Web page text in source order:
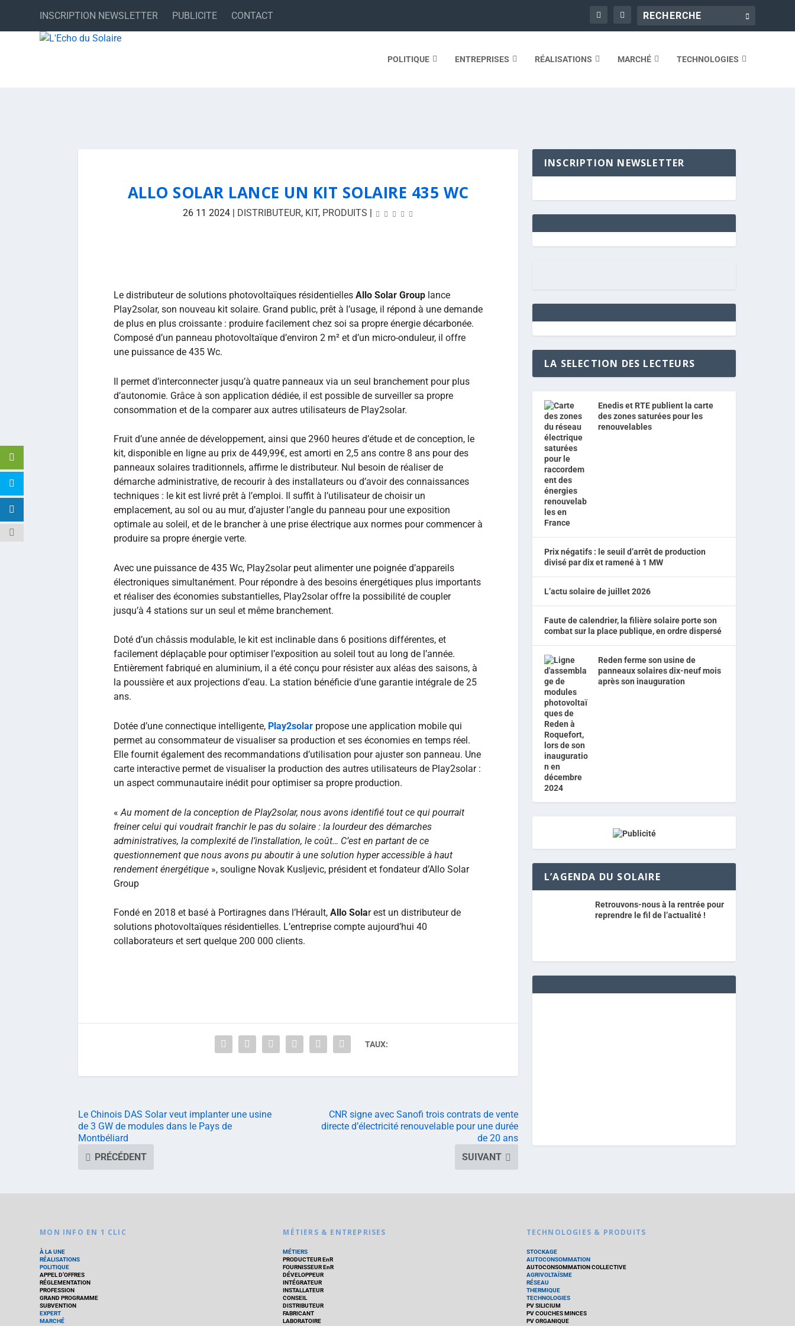
INSCRIPTION NEWSLETTER PUBLICITE CONTACT
POLITIQUE ENTREPRISES RÉALISATIONS MARCHÉ TECHNOLOGIES
ALLO SOLAR LANCE UN KIT SOLAIRE 435 WC
26 11 2024 | DISTRIBUTEUR, KIT, PRODUITS |
Le distributeur de solutions photovoltaïques résidentielles Allo Solar Group lance
Play2solar, son nouveau kit solaire. Grand public, prêt à l’usage, il répond à une demande
de plus en plus croissante : produire facilement chez soi sa propre énergie décarbonée.
Composé d’un panneau photovoltaïque d’environ 2 m² et d’un micro-onduleur, il offre
une puissance de 435 Wc.
Il permet d’interconnecter jusqu’à quatre panneaux via un seul branchement pour plus
d’autonomie. Grâce à son application dédiée, il est possible de surveiller sa propre
consommation et de la comparer aux autres utilisateurs de Play2solar.
Fruit d’une année de développement, ainsi que 2960 heures d’étude et de conception, le
kit, disponible en ligne au prix de 449,99€, est amorti en 2,5 ans contre 8 ans pour des
panneaux solaires traditionnels, affirme le distributeur. Nul besoin de réaliser de
démarche administrative, de recourir à des installateurs ou d’avoir des connaissances
techniques : le kit est livré prêt à l’emploi. Il suffit à l’utilisateur de choisir un
emplacement, au sol ou au mur, d’ajuster l’angle du panneau pour une exposition
optimale au soleil, et de le brancher à une prise électrique aux normes pour commencer à
produire sa propre énergie verte.
Avec une puissance de 435 Wc, Play2solar peut alimenter une poignée d’appareils
électroniques simultanément. Pour répondre à des besoins énergétiques plus importants
et réaliser des économies substantielles, Play2solar offre la possibilité de coupler
jusqu’à 4 stations sur un seul et même branchement.
Doté d’un châssis modulable, le kit est inclinable dans 6 positions différentes, et
facilement déplaçable pour optimiser l’exposition au soleil tout au long de l’année.
Entièrement fabriqué en aluminium, il a été conçu pour résister aux aléas des saisons, à
la poussière et aux projections d’eau. La station bénéficie d’une garantie intégrale de 25
ans.
Dotée d’une connectique intelligente, Play2solar propose une application mobile qui
permet au consommateur de visualiser sa production et ses économies en temps réel.
Elle fournit également des recommandations d’utilisation pour ajuster son panneau. Une
carte interactive permet de visualiser la production des autres utilisateurs de Play2solar :
un aspect communautaire inédit pour optimiser sa propre production.
« Au moment de la conception de Play2solar, nous avons identifié tout ce qui pourrait
freiner celui qui voudrait franchir le pas du solaire : la lourdeur des démarches
administratives, la complexité de l’installation, le coût… C’est en partant de ce
questionnement que nous avons pu aboutir à une solution hyper accessible à haut
rendement énergétique », souligne Novak Kusljevic, président et fondateur d’Allo Solar
Group
Fondé en 2018 et basé à Portiragnes dans l’Hérault, Allo Solar est un distributeur de
solutions photovoltaïques résidentielles. L’entreprise compte aujourd’hui 40
collaborateurs et sert quelque 200 000 clients.
TAUX:
Le Chinois DAS Solar veut implanter une usine
de 3 GW de modules dans le Pays de
Montbéliard
PRÉCÉDENT
CNR signe avec Sanofi trois contrats de vente
directe d’électricité renouvelable pour une durée
de 20 ans
SUIVANT
INSCRIPTION NEWSLETTER
LA SELECTION DES LECTEURS
Enedis et RTE publient la carte
des zones saturées pour les
renouvelables
Prix négatifs : le seuil d’arrêt de production
divisé par dix et ramené à 1 MW
L’actu solaire de juillet 2026
Faute de calendrier, la filière solaire porte son
combat sur la place publique, en ordre dispersé
Reden ferme son usine de
panneaux solaires dix-neuf mois
après son inauguration
L’AGENDA DU SOLAIRE
Retrouvons-nous à la rentrée pour
reprendre le fil de l’actualité !
MON INFO EN 1 CLIC
À LA UNE
RÉALISATIONS
POLITIQUE
APPEL D’OFFRES
RÉGLEMENTATION
PROFESSION
GRAND PROGRAMME
SUBVENTION
EXPERT
MARCHÉ
MÉTIERS & ENTREPRISES
MÉTIERS
PRODUCTEUR EnR
FOURNISSEUR EnR
DÉVELOPPEUR
INTÉGRATEUR
INSTALLATEUR
CONSEIL
DISTRIBUTEUR
FABRICANT
LABORATOIRE
TECHNOLOGIES & PRODUITS
STOCKAGE
AUTOCONSOMMATION
AUTOCONSOMMATION COLLECTIVE
AGRIVOLTAÏSME
RÉSEAU
THERMIQUE
TECHNOLOGIES
PV SILICIUM
PV COUCHES MINCES
PV ORGANIQUE